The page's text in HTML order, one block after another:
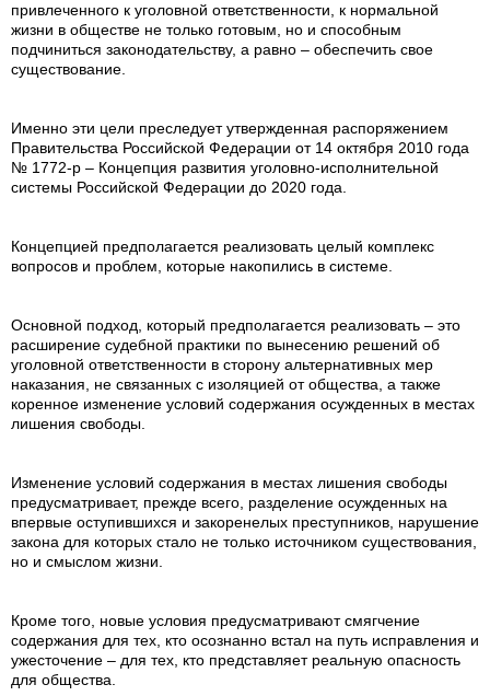
привлеченного к уголовной ответственности, к нормальной
жизни в обществе не только готовым, но и способным
подчиниться законодательству, а равно – обеспечить свое
существование.
Именно эти цели преследует утвержденная распоряжением
Правительства Российской Федерации от 14 октября 2010 года
№ 1772-р – Концепция развития уголовно-исполнительной
системы Российской Федерации до 2020 года.
Концепцией предполагается реализовать целый комплекс
вопросов и проблем, которые накопились в системе.
Основной подход, который предполагается реализовать – это
расширение судебной практики по вынесению решений об
уголовной ответственности в сторону альтернативных мер
наказания, не связанных с изоляцией от общества, а также
коренное изменение условий содержания осужденных в местах
лишения свободы.
Изменение условий содержания в местах лишения свободы
предусматривает, прежде всего, разделение осужденных на
впервые оступившихся и закоренелых преступников, нарушение
закона для которых стало не только источником существования,
но и смыслом жизни.
Кроме того, новые условия предусматривают смягчение
содержания для тех, кто осознанно встал на путь исправления и
ужесточение – для тех, кто представляет реальную опасность
для общества.